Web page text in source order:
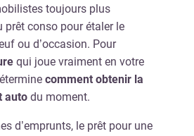
toujours plus
prêt conso pour étaler le
ou d’occasion. Pour
qui joue vraiment en votre
comment obtenir la
auto du moment.
d’emprunts, le prêt pour une